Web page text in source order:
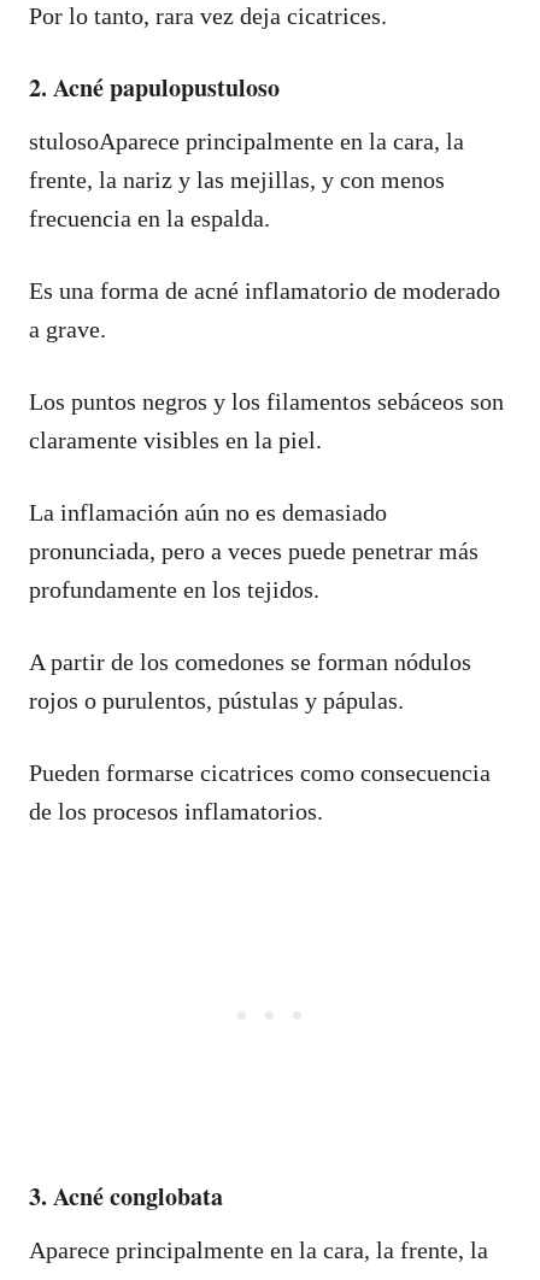
Por lo tanto, rara vez deja cicatrices.
2. Acné papulopustuloso
stulosoAparece principalmente en la cara, la
frente, la nariz y las mejillas, y con menos
frecuencia en la espalda.
Es una forma de acné inflamatorio de moderado
a grave.
Los puntos negros y los filamentos sebáceos son
claramente visibles en la piel.
La inflamación aún no es demasiado
pronunciada, pero a veces puede penetrar más
profundamente en los tejidos.
A partir de los comedones se forman nódulos
rojos o purulentos, pústulas y pápulas.
Pueden formarse cicatrices como consecuencia
de los procesos inflamatorios.
3. Acné conglobata
Aparece principalmente en la cara, la frente, la